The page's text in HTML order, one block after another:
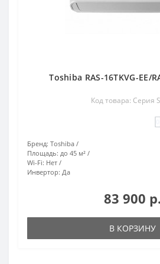
Toshiba RAS-16TKVG-EE/
Код товара: Серия
Бренд: Toshiba
Площадь: до 45 м²
Wi-Fi: Нет
Инвертор: Да
83 900 р.
В КОРЗИНУ